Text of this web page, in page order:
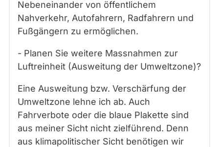
Nebeneinander von öffentlichem
Nahverkehr, Autofahrern, Radfahrern und
Fußgängern zu ermöglichen.
- Planen Sie weitere Massnahmen zur
Luftreinheit (Ausweitung der Umweltzone)?
Eine Ausweitung bzw. Verschärfung der
Umweltzone lehne ich ab. Auch
Fahrverbote oder die blaue Plakette sind
aus meiner Sicht nicht zielführend. Denn
aus klimapolitischer Sicht benötigen wir